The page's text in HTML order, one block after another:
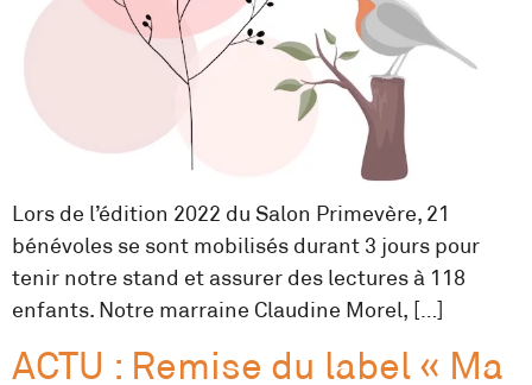
Lors de l’édition 2022 du Salon Primevère, 21
bénévoles se sont mobilisés durant 3 jours pour
tenir notre stand et assurer des lectures à 118
enfants. Notre marraine Claudine Morel, […]
ACTU : Remise du label « Ma